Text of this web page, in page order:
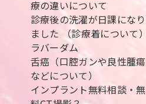
療の違いについて
診療後の洗濯が日課になり
ました （診療着について）
ラバーダム
舌癌（口腔ガンや良性腫瘍
などについて）
インプラント無料相談・無